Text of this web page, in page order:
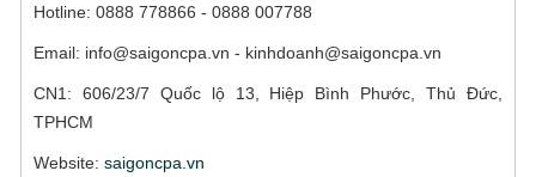
Hotline: 0888 778866 - 0888 007788
Email: info@saigoncpa.vn - kinhdoanh@saigoncpa.vn
CN1: 606/23/7 Quốc lộ 13, Hiệp Bình Phước, Thủ Đức,
TPHCM
Website: saigoncpa.vn